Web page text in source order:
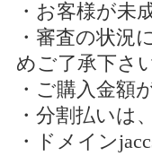
・お客様が未
・審査の状況
めご了承下さ
・ご購入金額
・分割払いは
・ドメイン